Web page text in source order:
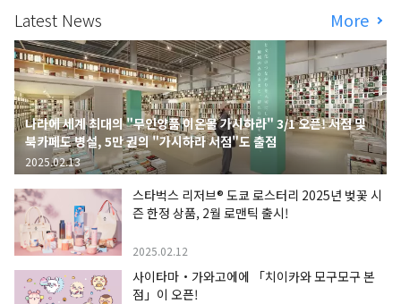
Latest News More
나라에 세계 최대의 "무인양품 이온몰 가시하라" 3/1 오픈! 서점 및
북카페도 병설, 5만 권의 "가시하라 서점"도 출점
2025.02.13
스타벅스 리저브® 도쿄 로스터리 2025년 벚꽃 시
즌 한정 상품, 2월 로맨틱 출시!
2025.02.12
사이타마・가와고에에 「치이카와 모구모구 본
점」이 오픈!